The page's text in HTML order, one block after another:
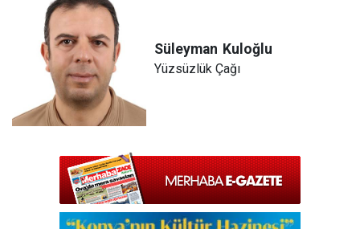
Süleyman Kuloğlu
Yüzsüzlük Çağı